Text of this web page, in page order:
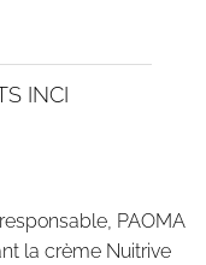
INCI
PAOMA
la crème Nuitrive